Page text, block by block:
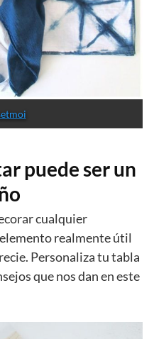
puede ser un
cualquier
realmente útil
Personaliza tu tabla
que nos dan en este